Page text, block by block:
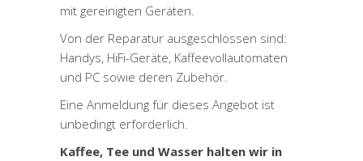
mit gereinigten Geräten.
Von der Reparatur ausgeschlossen sind:
Handys, HiFi-Geräte, Kaffeevollautomaten
und PC sowie deren Zubehör.
Eine Anmeldung für dieses Angebot ist
unbedingt erforderlich.
Kaffee, Tee und Wasser halten wir in